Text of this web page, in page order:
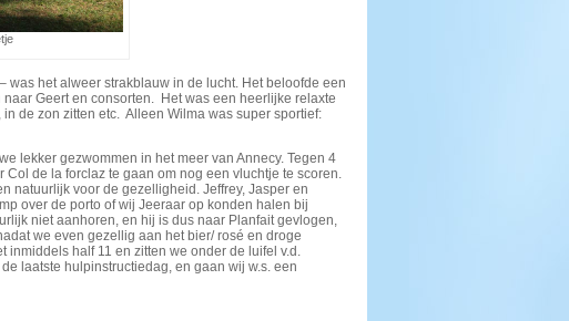
het alweer strakblauw in de lucht. Het beloofde een
Geert en consorten. Het was een heerlijke relaxte
de zon zitten etc. Alleen Wilma was super sportief:
lekker gezwommen in het meer van Annecy. Tegen 4
de la forclaz te gaan om nog een vluchtje te scoren.
natuurlijk voor de gezelligheid. Jeffrey, Jasper en
over de porto of wij Jeeraar op konden halen bij
niet aanhoren, en hij is dus naar Planfait gevlogen,
we even gezellig aan het bier/ rosé en droge
half 11 en zitten we onder de luifel v.d.
laatste hulpinstructiedag, en gaan wij w.s. een